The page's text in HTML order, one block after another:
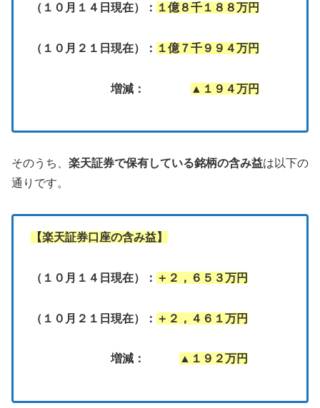
（１０月１４日現在）： １億８千１８８万円
（１０月２１日現在）： １億７千９９４万円
増減： ▲１９４万円
そのうち、 楽天証券で保有している銘柄の含み益は以下の
通りです。
【楽天証券口座の含み益】
（１０月１４日現在）： ＋２，６５３万円
（１０月２１日現在）： ＋２，４６１万円
増減： ▲１９２万円